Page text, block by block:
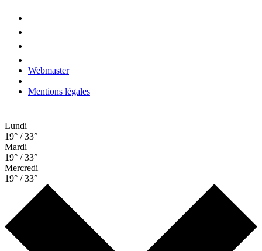
Webmaster
–
Mentions légales
Lundi
19° / 33°
Mardi
19° / 33°
Mercredi
19° / 33°